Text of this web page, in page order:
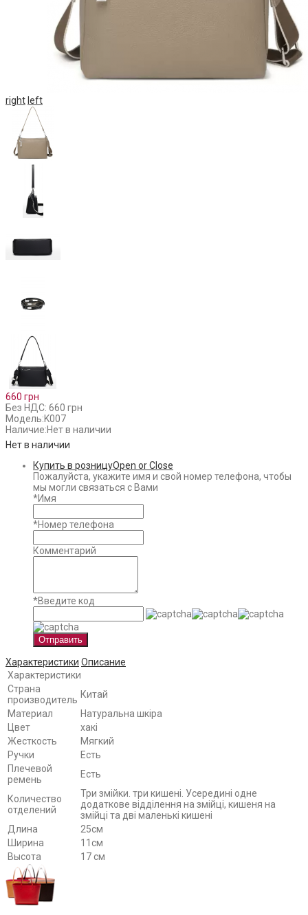
rightleft
660 грн
Без НДС: 660 грн
Модель:K007
Наличие:Нет в наличии
Нет в наличии
Купить в розницуOpen or Close
Пожалуйста, укажите имя и свой номер телефона, чтобы
мы могли связаться с Вами
*Имя
*Номер телефона
Комментарий
*Введите код
Отправить
Характеристики Описание
Характеристики
Страна
производитель Китай
Материал
Натуральна шкіра
Цвет
хакі
Жесткость
Мягкий
Ручки
Есть
Плечевой
ремень
Есть
Количество
отделений
Три змійки. три кишені. Усередині одне
додаткове відділення на змійці, кишеня на
змійці та дві маленькі кишені
Длина
25см
Ширина
11см
Высота
17 см